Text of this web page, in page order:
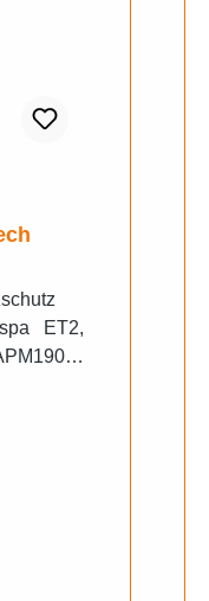
ET2,
App. So
paar